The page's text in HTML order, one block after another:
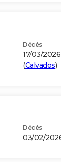
Décès
17/03/2026
(Calvados)
Décès
03/02/